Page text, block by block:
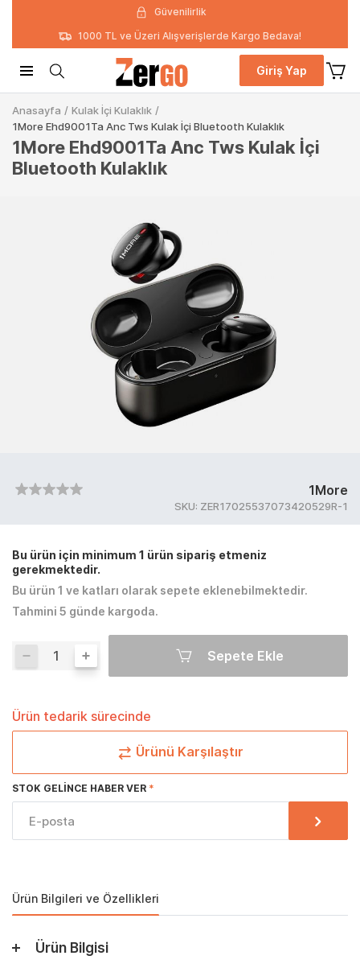
Güvenilirlik
1000 TL ve Üzeri Alışverişlerde Kargo Bedava!
Giriş Yap
Anasayfa / Kulak İçi Kulaklık /
1More Ehd9001Ta Anc Tws Kulak İçi Bluetooth Kulaklık
1More Ehd9001Ta Anc Tws Kulak İçi
Bluetooth Kulaklık
1More
SKU: ZER17025537073420529R-1
Bu ürün için minimum 1 ürün sipariş etmeniz
gerekmektedir.
Bu ürün 1 ve katları olarak sepete eklenebilmektedir.
Tahmini 5 günde kargoda.
Sepete Ekle
Ürün tedarik sürecinde
Ürünü Karşılaştır
STOK GELINCE HABER VER
Ürün Bilgileri ve Özellikleri
Ürün Bilgisi